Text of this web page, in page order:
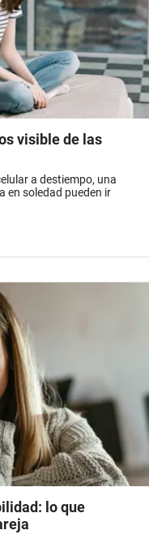
visible de las
a destiempo, una
en soledad pueden ir
lo que